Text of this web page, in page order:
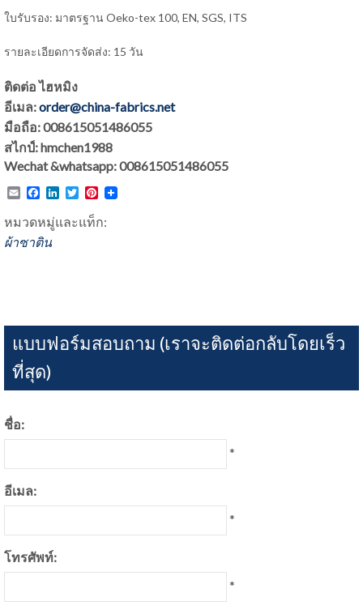
ใบรับรอง: มาตรฐาน Oeko-tex 100, EN, SGS, ITS
รายละเอียดการจัดส่ง: 15 วัน
ติดต่อ ไฮหมิง
อีเมล:order@china-fabrics.net
มือถือ: 008615051486055
สไกป์: hmchen1988
Wechat &whatsapp: 008615051486055
EmailFacebook
LinkedIn
TwitterPinterest
หมวดหมู่และแท็ก:
ผ้าซาติน
แบบฟอร์มสอบถาม (เราจะติดต่อกลับโดยเร็ว
ที่สุด)
ชื่อ:
*
อีเมล:
*
โทรศัพท์:
*